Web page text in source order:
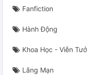
Quyển 2: Luyện
Quyển 2: Luyện
Quyển 2: Luyện
Fanfiction
Hành Động
Khoa Học - Viễn
Lãng Mạn